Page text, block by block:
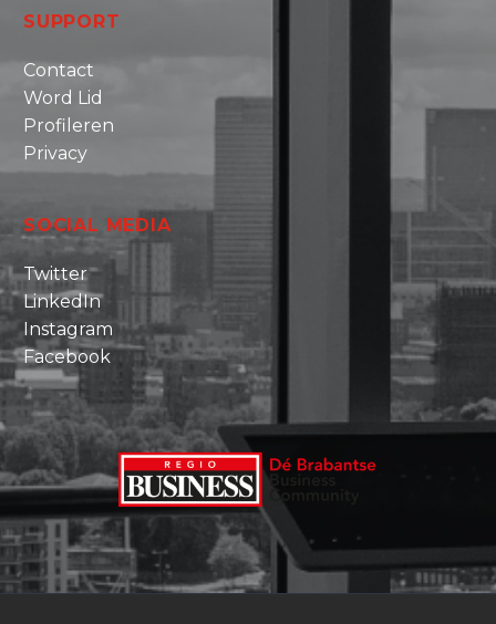
SUPPORT
Contact
Word Lid
Profileren
Privacy
SOCIAL MEDIA
Twitter
LinkedIn
Instagram
Facebook